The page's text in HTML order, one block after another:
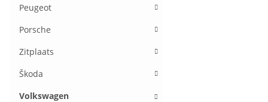
Peugeot
Porsche
Zitplaats
Škoda
Volkswagen